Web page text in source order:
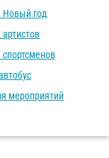
Новый год
мероприятий